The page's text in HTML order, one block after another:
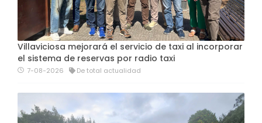
Villaviciosa mejorará el servicio de taxi al incorporar
el sistema de reservas por radio taxi
7-08-2026 De total actualidad